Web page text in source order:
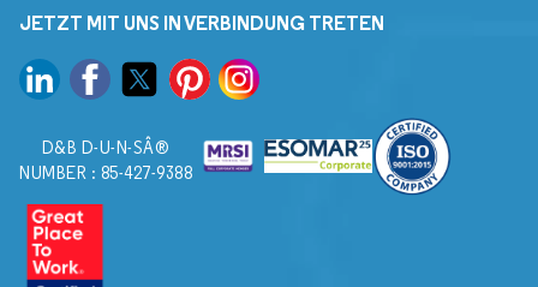
JETZT MIT UNS IN VERBINDUNG TRETEN
D&B D-U-N-SÂ®
NUMBER : 85-427-9388